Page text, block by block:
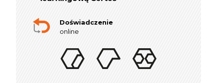
Doświadczenie
online
indywidualnych sesji rozwojowych
online dla Menedżerów i Dyrektorów
Doświadczenie
w szkoleniach stacjonarnych